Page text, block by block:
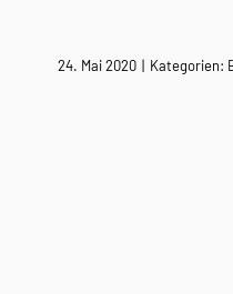
24. Mai 2020 | Kategorien: